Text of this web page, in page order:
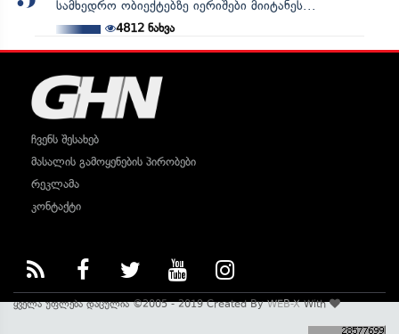
სამხედრო ობიექტებზე იერიშები მიიტანეს...
4812ნახვა
ჩვენს შესახებ
მასალის გამოყენების პირობები
რეკლამა
კონტაქტი
ყველა უფლება დაცულია ©2005 - 2019 Created ByWEB-XWith